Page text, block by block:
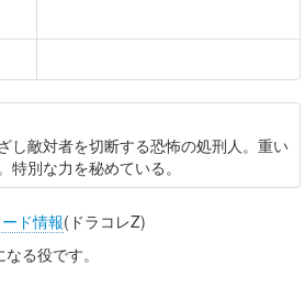
し敵対者を切断する恐怖の処刑人。重い
特別な力を秘めている。
ド情報(ドラコレZ)
る役です。